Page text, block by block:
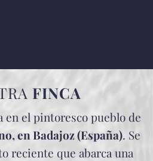
FINCA
en el pintoresco pueblo de
en Badajoz (España). Se
reciente que abarca una